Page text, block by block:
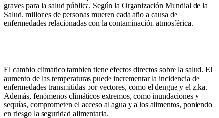
graves para la salud pública. Según la Organización Mundial de la
Salud, millones de personas mueren cada año a causa de
enfermedades relacionadas con la contaminación atmosférica.
El cambio climático también tiene efectos directos sobre la salud. El
aumento de las temperaturas puede incrementar la incidencia de
enfermedades transmitidas por vectores, como el dengue y el zika.
Además, fenómenos climáticos extremos, como inundaciones y
sequías, comprometen el acceso al agua y a los alimentos, poniendo
en riesgo la seguridad alimentaria.